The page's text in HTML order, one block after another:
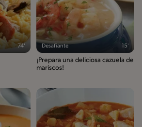
74' Desafiante 15'
¡Prepara una deliciosa cazuela de
mariscos!